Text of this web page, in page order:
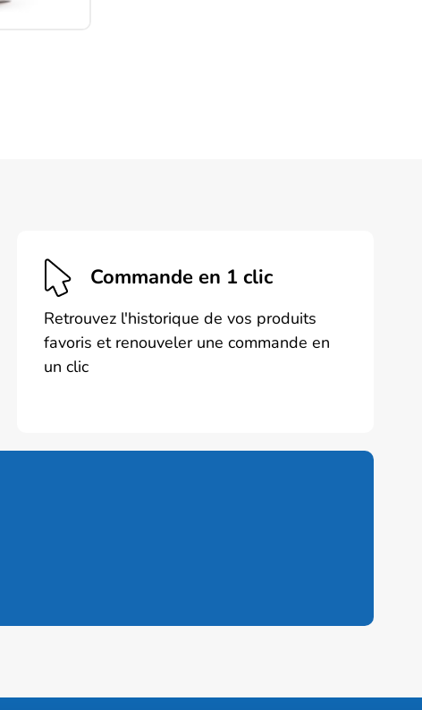
Commande en 1 clic
Retrouvez l'historique de vos produits
favoris et renouveler une commande en
un clic